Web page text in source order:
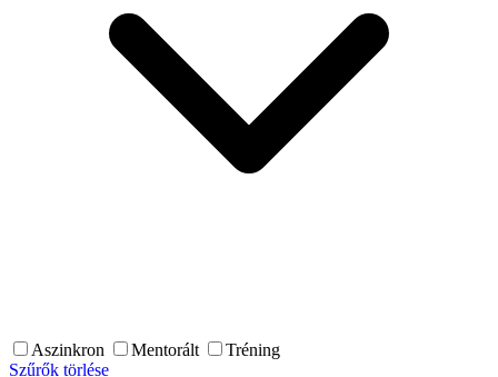
Aszinkron Mentorált
Tréning
Szűrők törlése